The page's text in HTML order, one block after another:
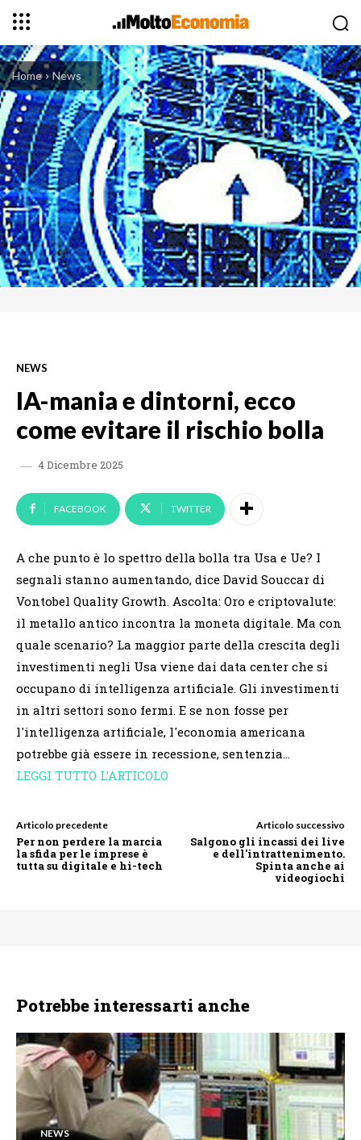
Home News
NEWS
IA-mania e dintorni, ecco
come evitare il rischio bolla
4 Dicembre 2025
FACEBOOK TWITTER
A che punto è lo spettro della bolla tra Usa e Ue? I
segnali stanno aumentando, dice David Souccar di
Vontobel Quality Growth. Ascolta: Oro e criptovalute:
il metallo antico incontra la moneta digitale. Ma con
quale scenario? La maggior parte della crescita degli
investimenti negli Usa viene dai data center che si
occupano di intelligenza artificiale. Gli investimenti
in altri settori sono fermi. E se non fosse per
l'intelligenza artificiale, l'economia americana
potrebbe già essere in recessione, sentenzia…
LEGGI TUTTO L’ARTICOLO
Articolo precedente
Per non perdere la marcia
la sfida per le imprese è
tutta su digitale e hi-tech
Articolo successivo
Salgono gli incassi dei live
e dell'intrattenimento.
Spinta anche ai
videogiochi
Potrebbe interessarti anche
NEWS